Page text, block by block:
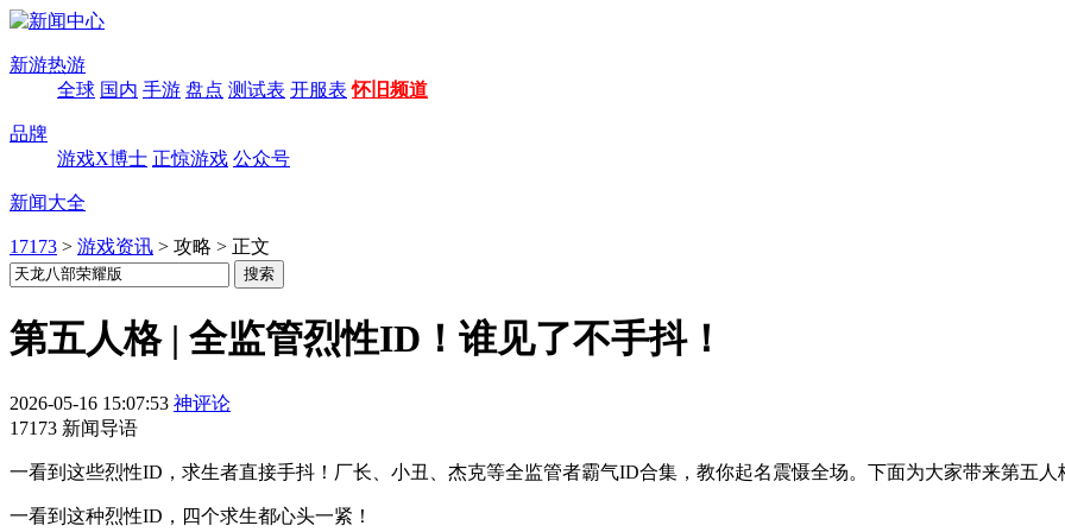
新游热游
全球 国内 手游 盘点 测试表 开服表 怀旧频道
品牌
游戏X博士 正惊游戏 公众号
新闻大全
17173 > 游戏资讯 > 攻略 > 正文
第五人格 | 全监管烈性ID！谁见了不手抖！
2026-05-16 15:07:53 神评论
17173 新闻导语
一看到这些烈性ID，求生者直接手抖！厂长、小丑、杰克等全监管者霸气ID合集，教你起名震慑全场。下面为大家带来第五人
一看到这种烈性ID，四个求生都心头一紧！